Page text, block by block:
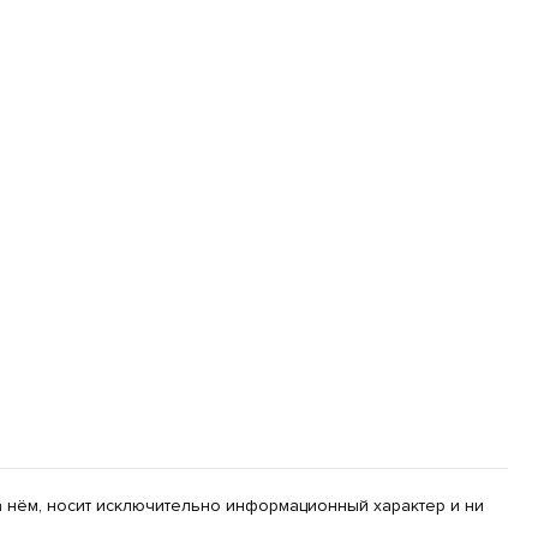
носит исключительно информационный характер и ни